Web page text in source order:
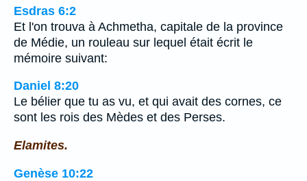
Esdras 6:2
Et l'on trouva à Achmetha, capitale de la province
de Médie, un rouleau sur lequel était écrit le
mémoire suivant:
Daniel 8:20
Le bélier que tu as vu, et qui avait des cornes, ce
sont les rois des Mèdes et des Perses.
Elamites.
Genèse 10:22